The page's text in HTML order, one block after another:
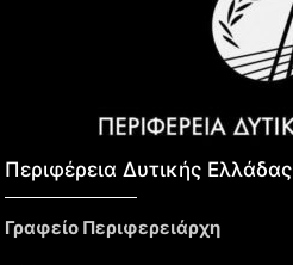
Περιφέρεια Δυτικής Ελλάδας​
Γραφείο Περιφερειάρχη